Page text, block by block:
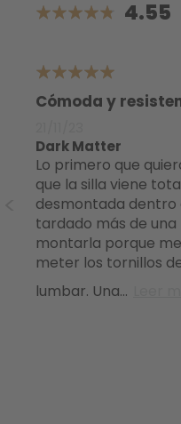
4.55
Cómoda y
Dark Matter
Lo primero que quiero comentar es
que la silla viene
desmontada dentro
tardado más de una
montarla porque
meter los tornillos
lumbar. Una...